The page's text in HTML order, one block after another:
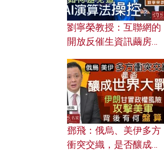
劉寧榮教授：互聯網的
開放反催生資訊繭房，
何避免遭AI演算法操
控？
鄧飛：俄烏、美伊多方
衝突交織，是否釀成世